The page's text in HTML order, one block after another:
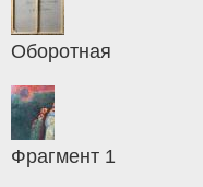
Оборотная
Фрагмент 1